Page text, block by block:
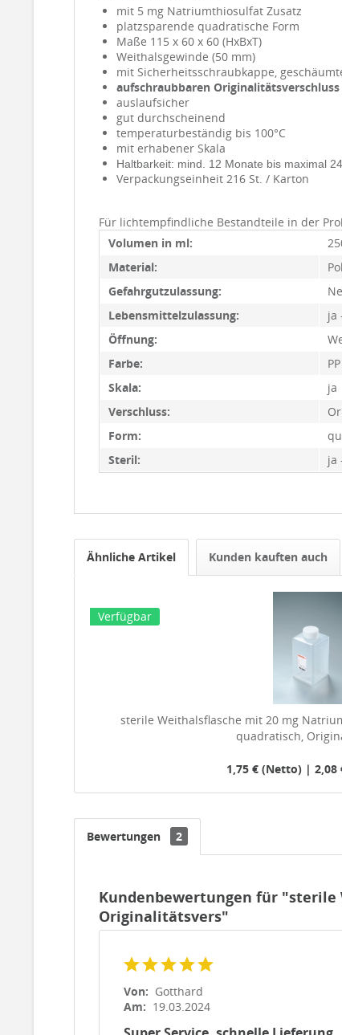
mit 5 mg Natriumthiosulfat Zusatz
platzsparende quadratische Form
Maße 115 x 60 x 60 (HxBxT)
Weithalsgewinde (50 mm)
mit Sicherheitsschraubkappe,
aufschraubbaren Originalitätsverschluss
auslaufsicher
gut durchscheinend
temperaturbeständig bis 100°C
mit erhabener Skala
Haltbarkeit: mind. 12 Monate bis maximal
Verpackungseinheit 216 St. / Karton
Für lichtempfindliche Bestandteile in der
Volumen in ml:
Material:
Gefahrgutzulassung:
Lebensmittelzulassung:
ja
Öffnung:
Farbe:
Skala:
ja
Verschluss:
Form:
Steril:
ja
Ähnliche Artikel Kunden kauften auch
Verfügbar
sterile Weithalsflasche mit 20 mg
quadratisch,
1,75 € (Netto) |
Bewertungen 2
Kundenbewertungen für "sterile
Originalitätsvers"
Von: Gotthard
Am: 19.03.2024